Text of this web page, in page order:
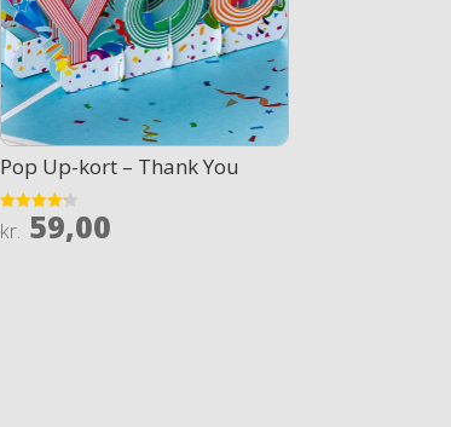
Pop Up-kort – Thank You
Rated
4.2
kr. 59,00